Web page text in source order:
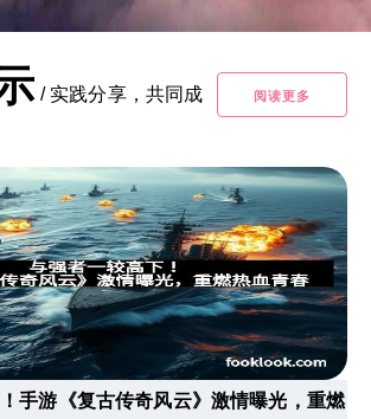
/ 实践分享，共同成
阅读更多
手游《复古传奇风云》激情曝光，重燃